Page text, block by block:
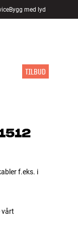
Bygg med lyd
TILBUD
f.eks. i
vårt